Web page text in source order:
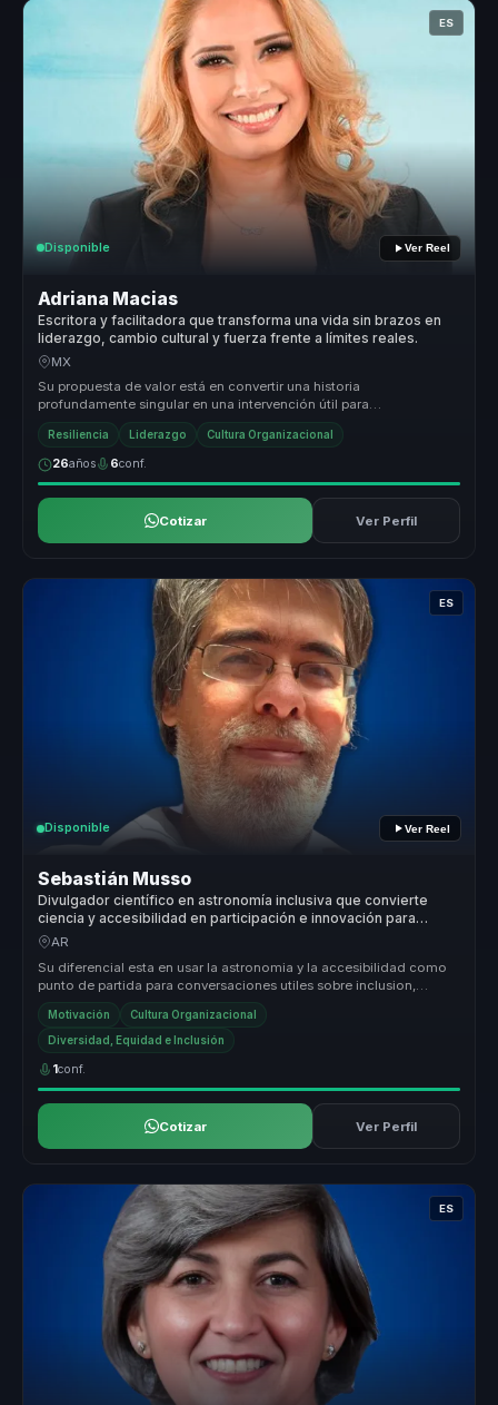
ES
Disponible Ver Reel
Adriana Macias
Escritora y facilitadora que transforma una vida sin brazos en
liderazgo, cambio cultural y fuerza frente a límites reales.
MX
Su propuesta de valor está en convertir una historia
profundamente singular en una intervención útil para
organizaciones. Adriana traduce...
Resiliencia Liderazgo Cultura Organizacional
26años 6conf.
Cotizar Ver Perfil
ES
Disponible Ver Reel
Sebastián Musso
Divulgador científico en astronomía inclusiva que convierte
ciencia y accesibilidad en participación e innovación para
organizaciones.
AR
Su diferencial esta en usar la astronomia y la accesibilidad como
punto de partida para conversaciones utiles sobre inclusion,
superacion...
Motivación Cultura Organizacional
Diversidad, Equidad e Inclusión
1conf.
Cotizar Ver Perfil
ES